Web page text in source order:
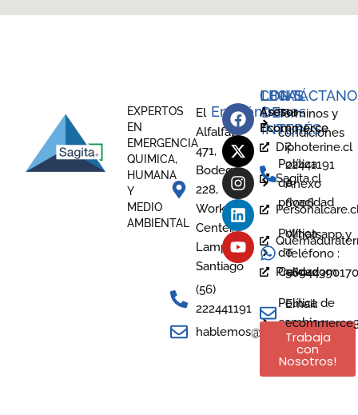
EXPERTOS
EN
EMERGENCIA
QUIMICA,
HUMANA
Y
MEDIO
AMBIENTAL
El
Alfalfal
471,
Bodega
228,
Work
Center,
Lampa -
Santiago
(56)
222441191
hablemos@sagita.cl
Encuéntranos
LEGAL
Términos y
condiciones
Política
de
privacidad
Política
de
Calidad
Política de
cambio y
devoluciones
LINKS
DE
INTERÉS
Diphoterine.cl
Sagita.cl
Prevor.com
Trabaja
con
Nosotros!
Asesor
Ecommerce
2
22441191
Anexo
6006
Whatsapp y
Teléfono :
56944390170
Email: